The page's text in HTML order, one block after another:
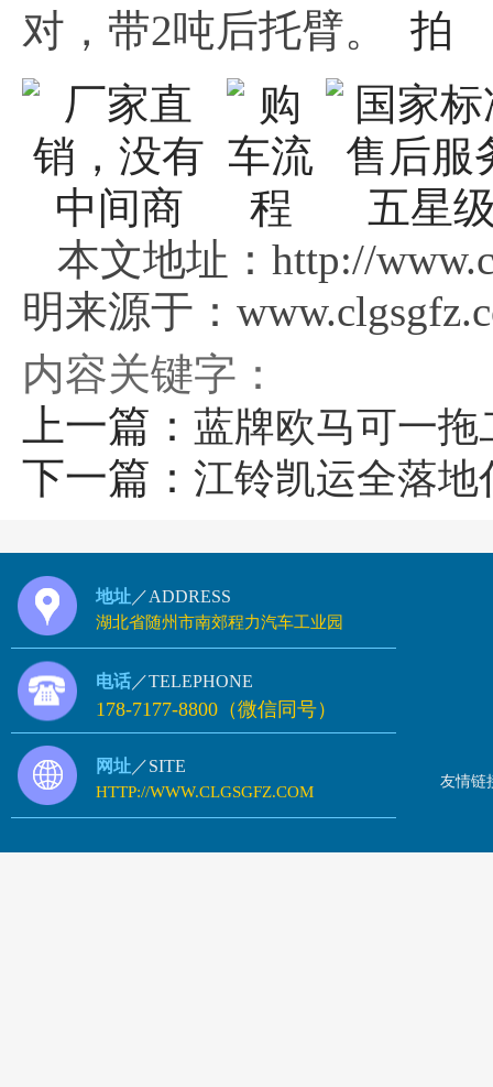
对，带2吨后托臂。
本文地址：http://
明来源于：
内容关键字：
上一篇： 蓝牌欧马可一拖
下一篇： 江铃凯运全落地
地址 ／ADDRESS
湖北省随州市南郊程力汽车工业园
电话 ／TELEPHONE
178-7177-8800（微信同号）
网址 ／SITE
HTTP://WWW.CLGSGFZ.COM
友情链